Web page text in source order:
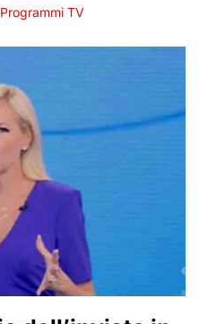
Programmi TV